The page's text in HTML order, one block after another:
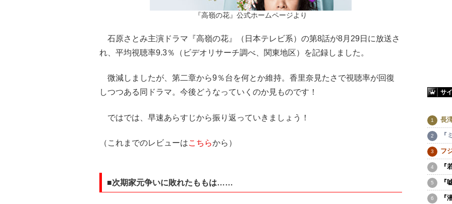
『高嶺の花』公式ホームページより
石原さとみ主演ドラマ『高嶺の花』（日本テレビ系）の第8話が8月29日に放送さ
れ、平均視聴率9.3％（ビデオリサーチ調べ、関東地区）を記録しました。
微減しましたが、第二章から9％台を何とか維持。香里奈見たさで視聴率が回復
しつつある同ドラマ。今後どうなっていくのか見ものです！
ではでは、早速あらすじから振り返っていきましょう！
（これまでのレビューはこちらから）
■次期家元争いに敗れたももは……
サ
長
『
フ
『
『
『